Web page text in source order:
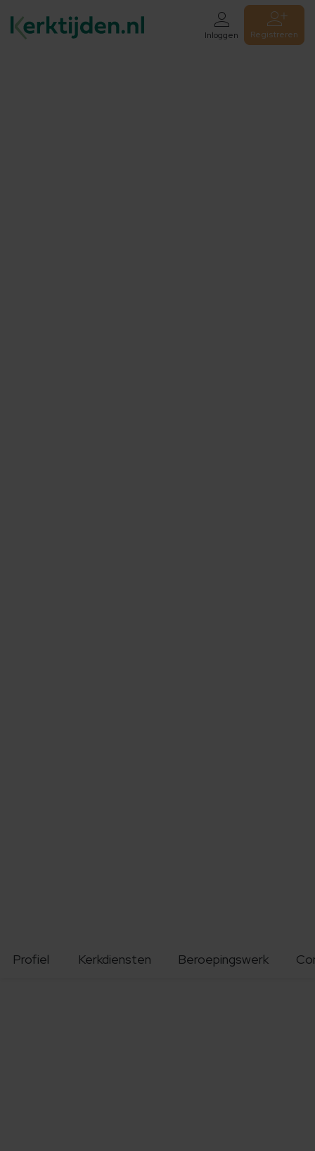
Inloggen Registreren
Profiel Kerkdiensten Beroepingswerk